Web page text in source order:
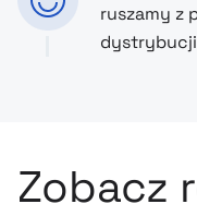
ruszamy z
Zobacz